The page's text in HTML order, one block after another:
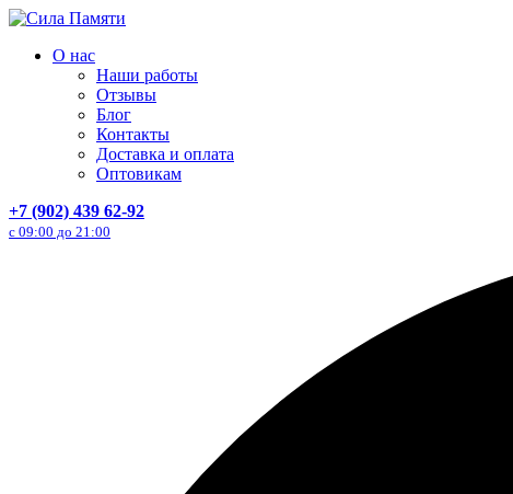
О нас
Наши работы
Отзывы
Блог
Контакты
Доставка и оплата
Оптовикам
+7 (902) 439 62-92
с 09:00 до 21:00